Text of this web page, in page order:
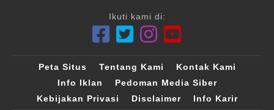
Ikuti kami di:
Peta Situs Tentang Kami
Kontak Kami
Info Iklan
Pedoman Media Siber
Kebijakan Privasi
Disclaimer Info Karir